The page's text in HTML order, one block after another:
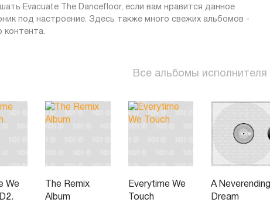
Evacuate The Dancefloor, если вам нравится данное
под настроение. Здесь также много свежих альбомов -
контента.
Все альбомы исполнителя
We
The Remix
Album
Everytime We
Touch
A
Dream